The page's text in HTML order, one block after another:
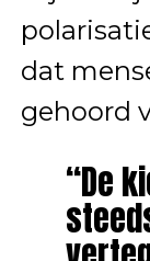
dat
gehoord
“De